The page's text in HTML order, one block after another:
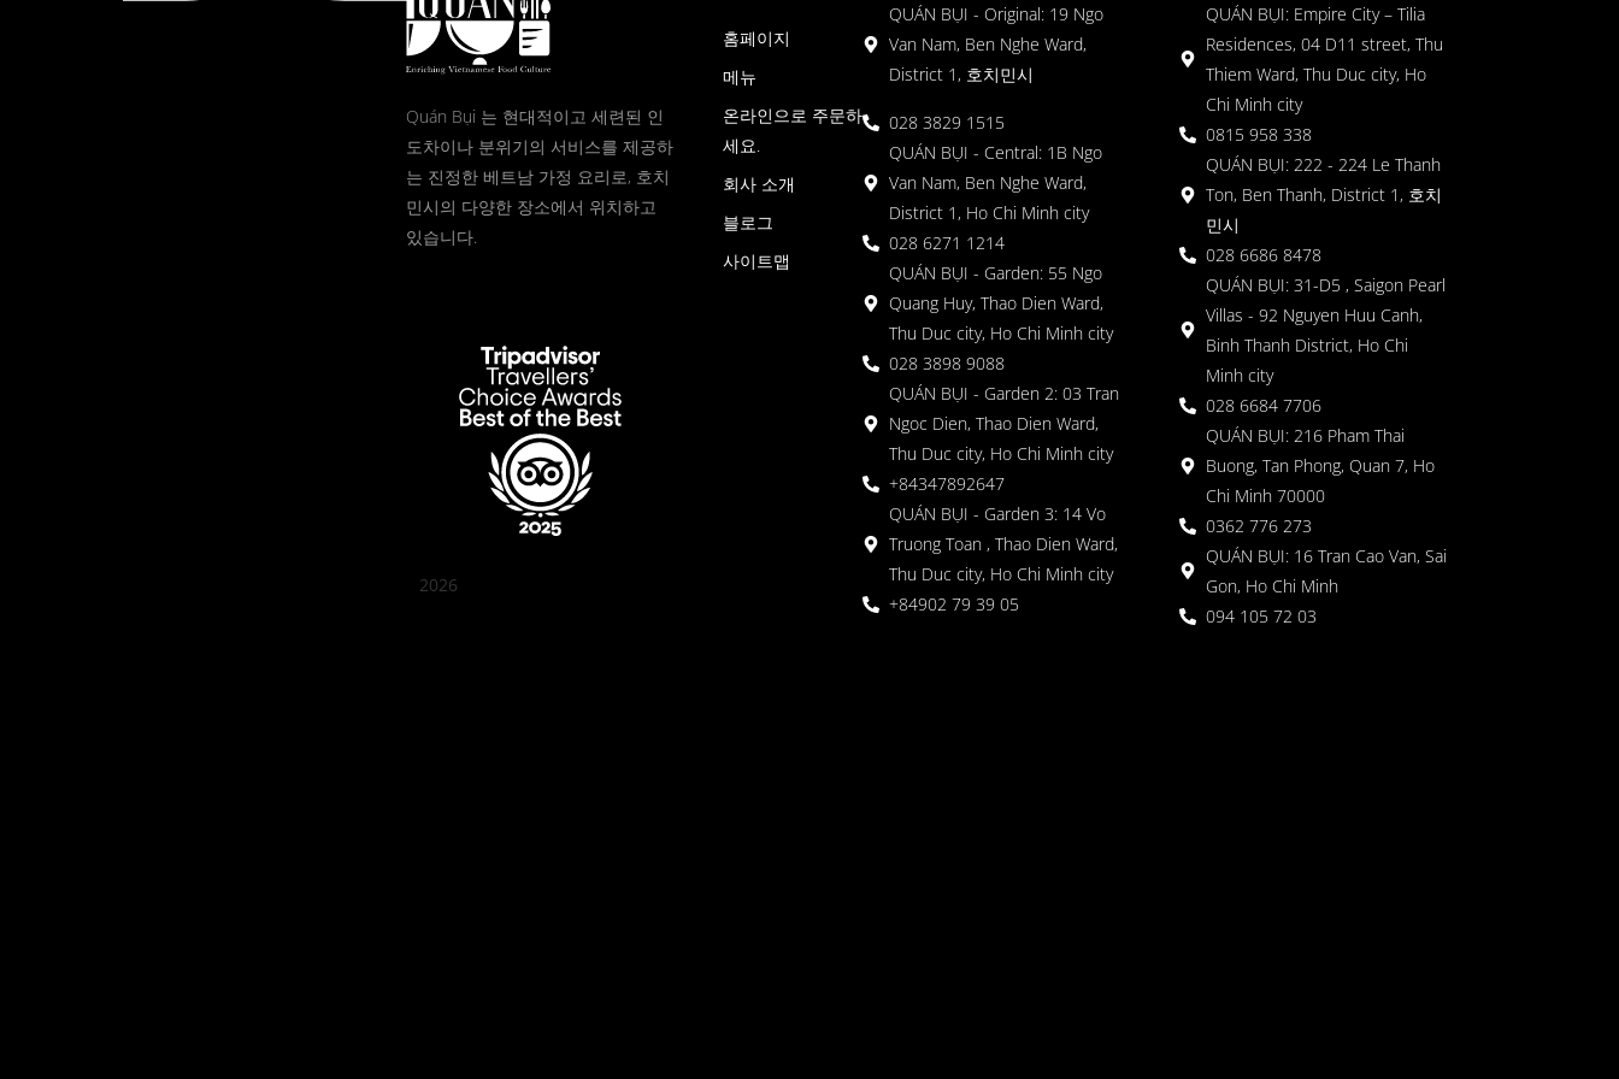
Quán Bụi 는 현대적이고 세련된 인
도차이나 분위기의 서비스를 제공하
는 진정한 베트남 가정 요리로, 호치
민시의 다양한 장소에서 위치하고
있습니다.
2026
홈페이지
메뉴
온라인으로 주문하
세요.
회사 소개
블로그
사이트맵
QUÁN BỤI - Original: 19 Ngo
Van Nam, Ben Nghe Ward,
District 1, 호치민시
028 3829 1515
QUÁN BỤI - Central: 1B Ngo
Van Nam, Ben Nghe Ward,
District 1, Ho Chi Minh city
028 6271 1214
QUÁN BỤI - Garden: 55 Ngo
Quang Huy, Thao Dien Ward,
Thu Duc city, Ho Chi Minh city
028 3898 9088
QUÁN BỤI - Garden 2: 03 Tran
Ngoc Dien, Thao Dien Ward,
Thu Duc city, Ho Chi Minh city
+84347892647
QUÁN BỤI - Garden 3: 14 Vo
Truong Toan , Thao Dien Ward,
Thu Duc city, Ho Chi Minh city
+84902 79 39 05
QUÁN BỤI: Empire City – Tilia
Residences, 04 D11 street, Thu
Thiem Ward, Thu Duc city, Ho
Chi Minh city
0815 958 338
QUÁN BỤI: 222 - 224 Le Thanh
Ton, Ben Thanh, District 1, 호치
민시
028 6686 8478
QUÁN BỤI: 31-D5 , Saigon Pearl
Villas - 92 Nguyen Huu Canh,
Binh Thanh District, Ho Chi
Minh city
028 6684 7706
QUÁN BỤI: 216 Pham Thai
Buong, Tan Phong, Quan 7, Ho
Chi Minh 70000
0362 776 273
QUÁN BỤI: 16 Tran Cao Van, Sai
Gon, Ho Chi Minh
094 105 72 03